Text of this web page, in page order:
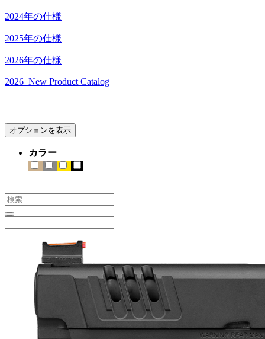
2024年の仕様
2025年の仕様
2026年の仕様
2026_New Product Catalog
オプションを表示
カラー